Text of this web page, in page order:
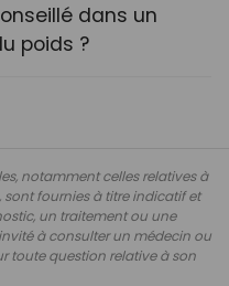
dans un
poids ?
notamment celles relatives à
fournies à titre indicatif et
un traitement ou une
à consulter un médecin ou
toute question relative à son